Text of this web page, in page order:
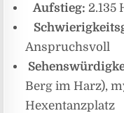
Aufstieg: 2.135
Anspruchsvoll
Berg im Harz),
Hexentanzplatz